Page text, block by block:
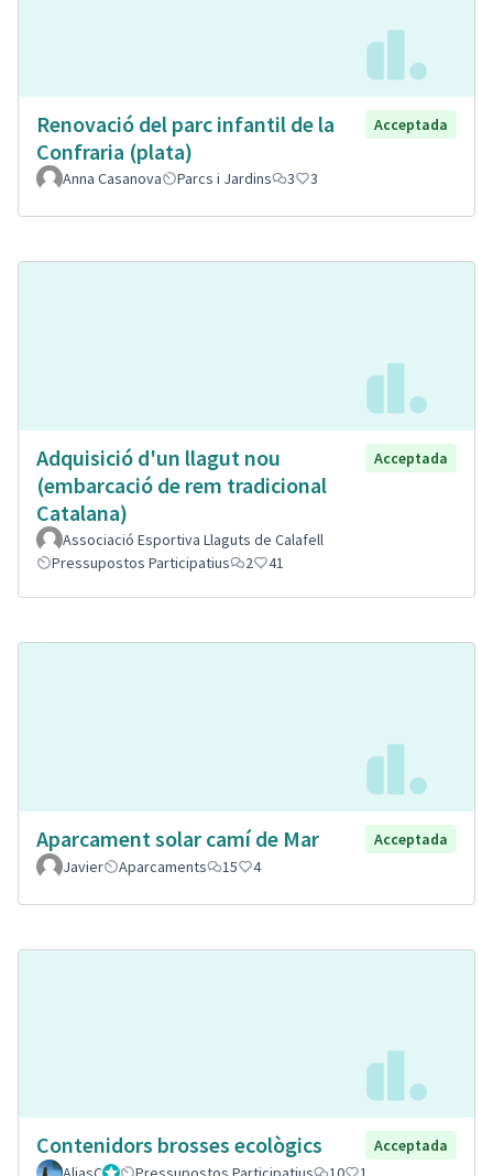
Renovació del parc infantil de la
Confraria (plata)
Acceptada
Anna Casanova Parcs i Jardins 3 3
Adquisició d'un llagut nou
(embarcació de rem tradicional
Catalana)
Acceptada
Associació Esportiva Llaguts de Calafell
Pressupostos Participatius
2 41
Aparcament solar camí de Mar
Acceptada
Javier
Aparcaments 15 4
Contenidors brosses ecològics
Acceptada